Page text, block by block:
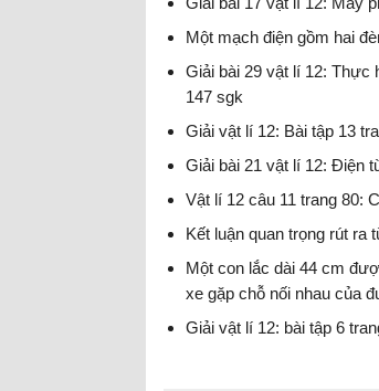
Một mạch điện gồm hai
Giải bài 29 vật lí 12: Thực
147 sgk
Giải vật lí 12: Bài tập 13
Giải bài 21 vật lí 12: Điện
Vật lí 12 câu 11 trang 80:
Kết luận quan trọng rút ra
Một con lắc dài 44 cm
xe gặp chỗ nối nhau của
Giải vật lí 12: bài tập 6